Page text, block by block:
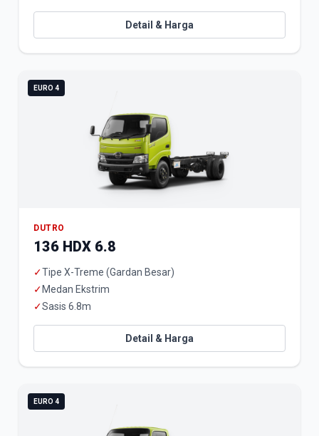
Detail & Harga
EURO 4
DUTRO
136 HDX 6.8
✓Tipe X-Treme (Gardan Besar)
✓ Medan Ekstrim
✓Sasis 6.8m
Detail & Harga
EURO 4